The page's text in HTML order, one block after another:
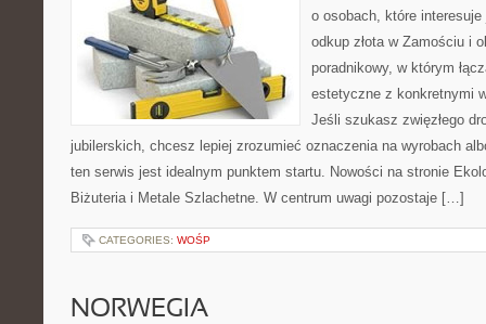
o osobach, które
odkup złota w Zamościu i
poradnikowy, w którym
estetyczne z konkretnymi
Jeśli szukasz zwięzłego
jubilerskich, chcesz lepiej zrozumieć oznaczenia na wyrobach
ten serwis jest idealnym punktem startu. Nowości na stronie
Biżuteria i Metale Szlachetne. W centrum uwagi pozostaje […]
CATEGORIES: WOŚP
NORWEGIA